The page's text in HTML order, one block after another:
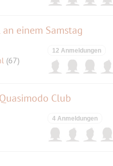
einem Samstag
(67)
12 Anmeldungen
Club
4 Anmeldungen